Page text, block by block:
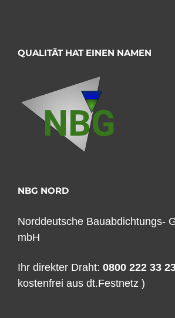
QUALITÄT HAT EINEN NAMEN
NBG NORD
Norddeutsche Bauabdichtungs-
mbH
Ihr direkter Draht: 0800 222 33
kostenfrei aus dt.Festnetz )